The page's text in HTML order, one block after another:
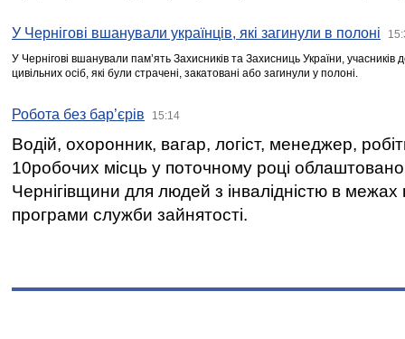
У Чернігові вшанували українців, які загинули в полоні
У Чернігові вшанували пам’ять Захисників та Захисниць України,
цивільних осіб, які були страчені, закатовані або загинули у полоні.
Робота без бар’єрів 15:14
Водій, охоронник, вагар, логіст, менеджер,
10робочих місць у поточному році
Чернігівщини для людей з інвалідністю в межах
програми служби зайнятості.